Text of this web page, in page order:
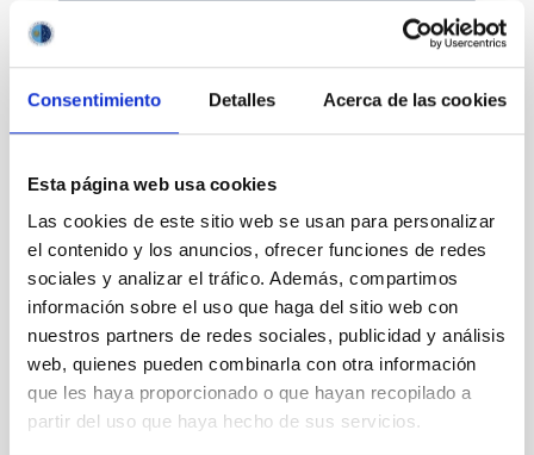
Consentimiento Detalles Acerca de las cookies
Esta página web usa cookies
Las cookies de este sitio web se usan para personalizar
el contenido y los anuncios, ofrecer funciones de redes
sociales y analizar el tráfico. Además, compartimos
información sobre el uso que haga del sitio web con
nuestros partners de redes sociales, publicidad y análisis
web, quienes pueden combinarla con otra información
que les haya proporcionado o que hayan recopilado a
partir del uso que haya hecho de sus servicios.
Divulgación
Movilidad